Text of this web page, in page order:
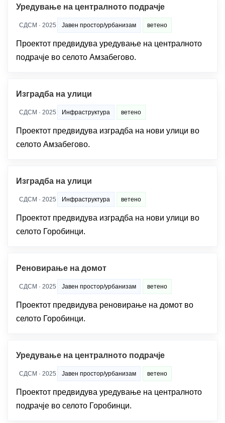
Уредување на централното подрачје
СДСМ · 2025 Јавен простор/урбанизам ветено
Проектот предвидува уредување на централното
подрачје во селото Амзабегово.
Изградба на улици
СДСМ · 2025 Инфраструктура ветено
Проектот предвидува изградба на нови улици во
селото Амзабегово.
Изградба на улици
СДСМ · 2025 Инфраструктура ветено
Проектот предвидува изградба на нови улици во
селото Горобинци.
Реновирање на домот
СДСМ · 2025 Јавен простор/урбанизам ветено
Проектот предвидува реновирање на домот во
селото Горобинци.
Уредување на централното подрачје
СДСМ · 2025 Јавен простор/урбанизам ветено
Проектот предвидува уредување на централното
подрачје во селото Горобинци.